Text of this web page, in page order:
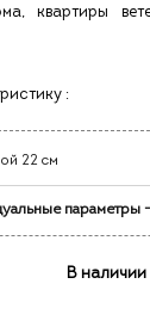
квартиры
:
22 см
параметры
В наличии